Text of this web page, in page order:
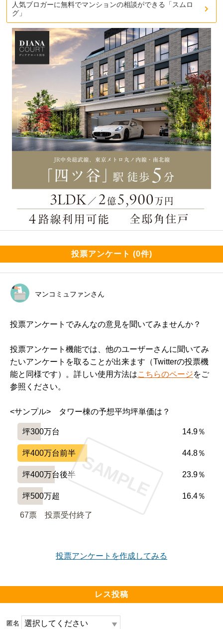
人気ブロガーに無料でマンションの相談ができる「スムロ
グ」
投票アンケート (0件)
マンコミュファンさん
投票アンケートでみんなの意見を聞いてみませんか？
投票アンケート機能では、他のユーザーさんに聞いてみ
たいアンケートを取ることが出来ます（Twitterの投票機
能と同様です）。詳しい使用方法はこちらのページをご
参照ください。
<サンプル>　タワー棟の予想平均坪単価は？
坪300万台 14.9％
坪400万台前半 44.8％
坪400万台後半 23.9％
坪500万超 16.4％
67票 投票受付終了
SAMPLE
投票アンケートを作成してみる
レス投稿
匿名